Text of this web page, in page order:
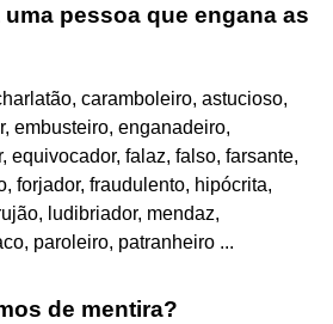
pessoa que engana as
caramboleiro, astucioso,
embusteiro, enganadeiro,
equivocador, falaz, falso, farsante,
forjador, fraudulento, hipócrita,
ludibriador, mendaz,
paroleiro, patranheiro ...
de mentira?